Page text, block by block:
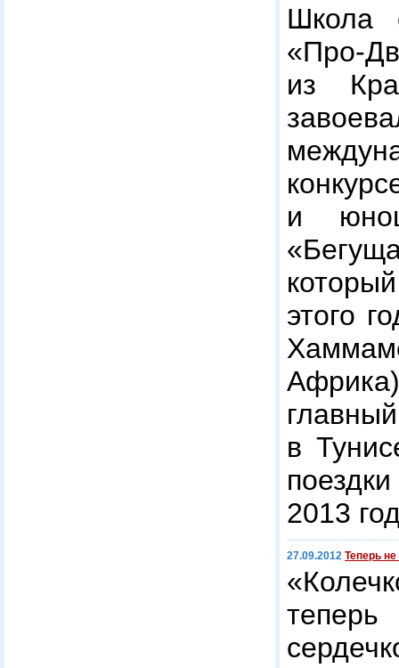
Школа
«Про-
из
и
этого
в
2013
27.09.2012 Теперь